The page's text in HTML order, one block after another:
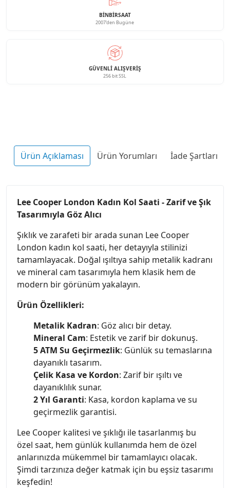
BINBIRSAAT
2007'den Bugüne
GÜVENLI ALIŞVERIŞ
256 bit SSL
Ürün Açıklaması Ürün Yorumları İade Şartları
Lee Cooper London Kadın Kol Saati - Zarif ve Şık
Tasarımıyla Göz Alıcı
Şıklık ve zarafeti bir arada sunan Lee Cooper
London kadın kol saati, her detayıyla stilinizi
tamamlayacak. Doğal ışıltıya sahip metalik kadranı
ve mineral cam tasarımıyla hem klasik hem de
modern bir görünüm yakalayın.
Ürün Özellikleri:
Metalik Kadran: Göz alıcı bir detay.
Mineral Cam: Estetik ve zarif bir dokunuş.
5 ATM Su Geçirmezlik: Günlük su temaslarına
dayanıklı tasarım.
Çelik Kasa ve Kordon: Zarif bir ışıltı ve
dayanıklılık sunar.
2 Yıl Garanti: Kasa, kordon kaplama ve su
geçirmezlik garantisi.
Lee Cooper kalitesi ve şıklığı ile tasarlanmış bu
özel saat, hem günlük kullanımda hem de özel
anlarınızda mükemmel bir tamamlayıcı olacak.
Şimdi tarzınıza değer katmak için bu eşsiz tasarımı
keşfedin!